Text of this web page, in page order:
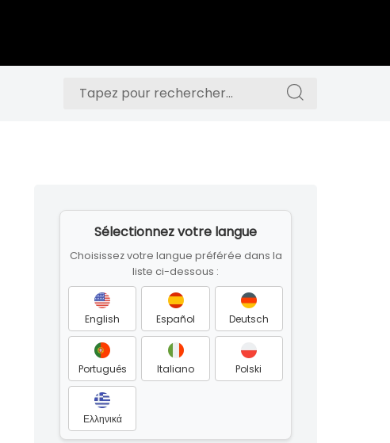
Rechercher
Rechercher
Sélectionnez votre langue
Choisissez votre langue préférée dans la
liste ci-dessous :
English Español Deutsch
Português Italiano Polski
Ελληνικά